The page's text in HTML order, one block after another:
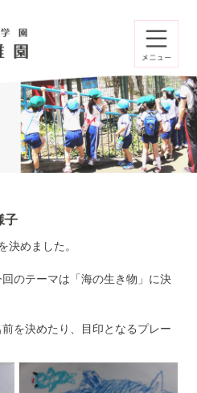
子
決めました。
のテーマは「海の生き物」に決
を決めたり、目印となるプレー